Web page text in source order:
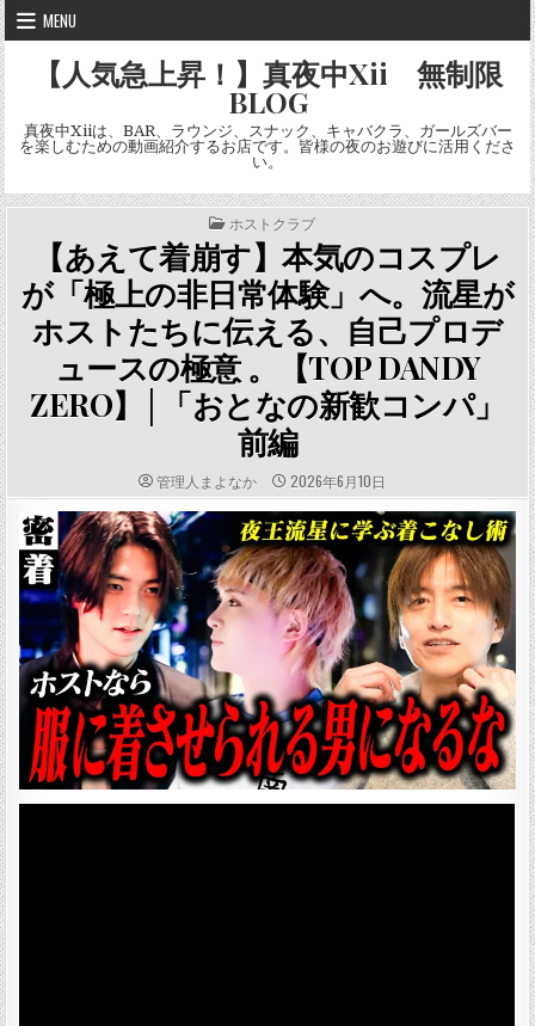
Skip
to
content
MENU
【人気急上昇！】真夜中Xii 無制限
BLOG
真夜中Xiiは、BAR、ラウンジ、スナック、キャバクラ、ガールズバー
を楽しむための動画紹介するお店です。皆様の夜のお遊びに活用くださ
い。
POSTED
IN
ホストクラブ
【あえて着崩す】本気のコスプレ
が「極上の非日常体験」へ。流星が
ホストたちに伝える、自己プロデ
ュースの極意 。【TOP DANDY
ZERO】│「おとなの新歓コンパ」
前編
AUTHOR:
管理人まよなか PUBLISHED
DATE:
2026年6月10日